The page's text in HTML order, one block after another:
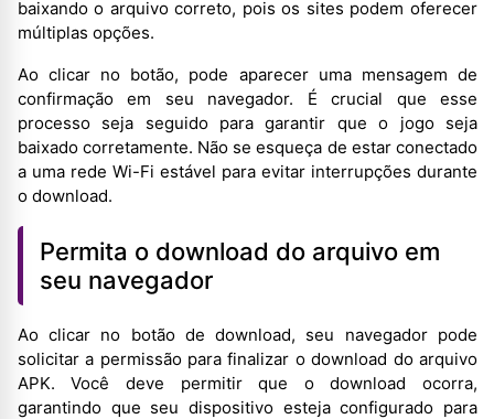
baixando o arquivo correto, pois os sites podem oferecer
múltiplas opções.
Ao clicar no botão, pode aparecer uma mensagem de
confirmação em seu navegador. É crucial que esse
processo seja seguido para garantir que o jogo seja
baixado corretamente. Não se esqueça de estar conectado
a uma rede Wi-Fi estável para evitar interrupções durante
o download.
Permita o download do arquivo em
seu navegador
Ao clicar no botão de download, seu navegador pode
solicitar a permissão para finalizar o download do arquivo
APK. Você deve permitir que o download ocorra,
garantindo que seu dispositivo esteja configurado para